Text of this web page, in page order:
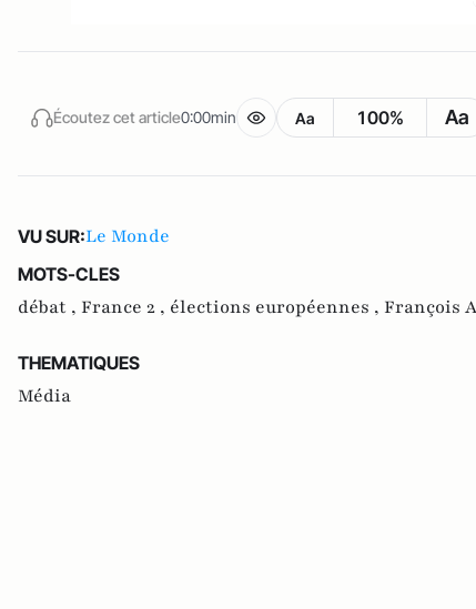
Écoutez cet article0:00min Aa 100% Aa
VU SUR:Le Monde
MOTS-CLES
débat , France 2 , élections européennes , François
THEMATIQUES
Média